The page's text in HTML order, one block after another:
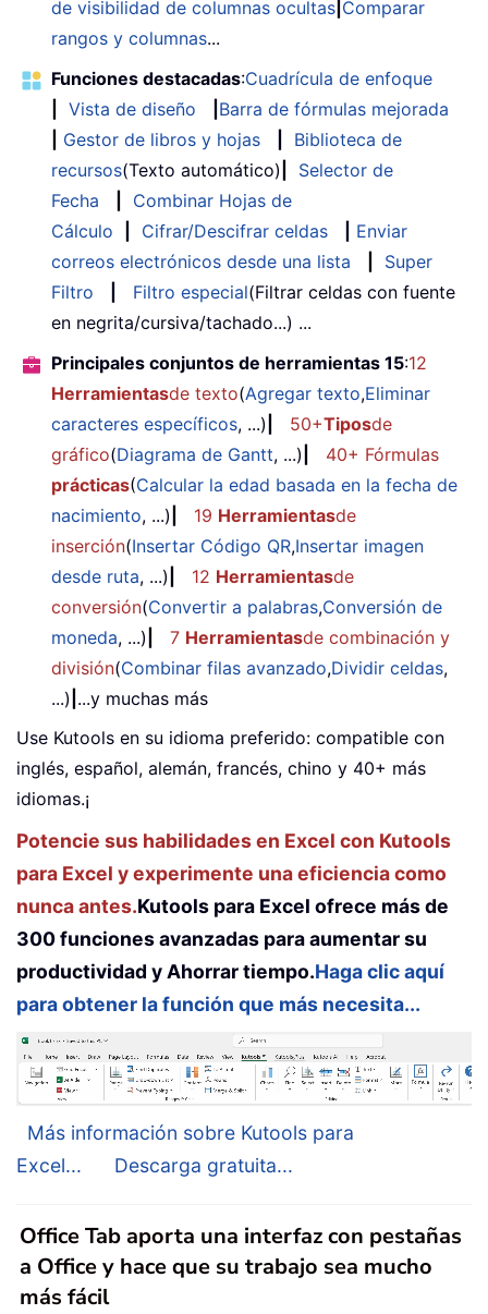
de visibilidad de columnas ocultas Comparar
rangos y columnas...
Funciones destacadas:Cuadrícula de enfoque
Vista de diseño
Barra de fórmulas mejorada
Gestor de libros y hojas
Biblioteca de
recursos(Texto automático)
Selector de
Fecha
Combinar Hojas de
Cálculo
Cifrar/Descifrar celdas
Enviar
correos electrónicos desde una lista
Super
Filtro
Filtro especial(Filtrar celdas con fuente
en negrita/cursiva/tachado...) ...
Principales conjuntos de herramientas 15:12
Herramientasde texto(Agregar texto,Eliminar
caracteres específicos, ...) 50+Tiposde
gráfico(Diagrama de Gantt, ...)
40+ Fórmulas
prácticas(Calcular la edad basada en la fecha de
nacimiento, ...) 19 Herramientasde
inserción(Insertar Código QR,Insertar imagen
desde ruta, ...) 12 Herramientasde
conversión(Convertir a palabras,Conversión de
moneda, ...) 7 Herramientasde combinación y
división(Combinar filas avanzado,Dividir celdas,
...) ...y muchas más
Use Kutools en su idioma preferido: compatible con
inglés, español, alemán, francés, chino y 40+ más
idiomas.¡
Potencie sus habilidades en Excel con Kutools
para Excel y experimente una eficiencia como
nunca antes.Kutools para Excel ofrece más de
300 funciones avanzadas para aumentar su
productividad y Ahorrar tiempo.Haga clic aquí
para obtener la función que más necesita...
Más información sobre Kutools para
Excel...
Descarga gratuita...
Office Tab aporta una interfaz con pestañas
a Office y hace que su trabajo sea mucho
más fácil